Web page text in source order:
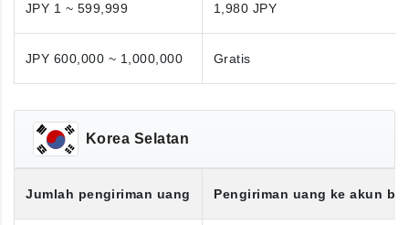
JPY 1 ~ 599,999 1,980 JPY
JPY 600,000 ~ 1,000,000 Gratis
Korea Selatan
Jumlah pengiriman uang Pengiriman uang ke akun